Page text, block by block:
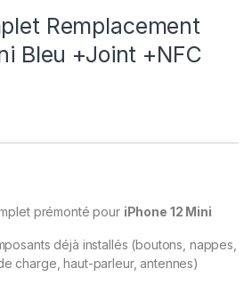
Remplacement
Bleu +Joint +NFC
prémonté pour iPhone 12 Mini
déjà installés (boutons, nappes,
charge, haut-parleur, antennes)